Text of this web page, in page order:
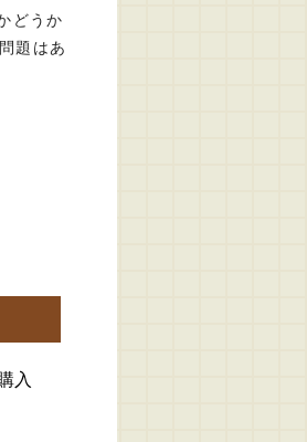
どうか
題はあ
入